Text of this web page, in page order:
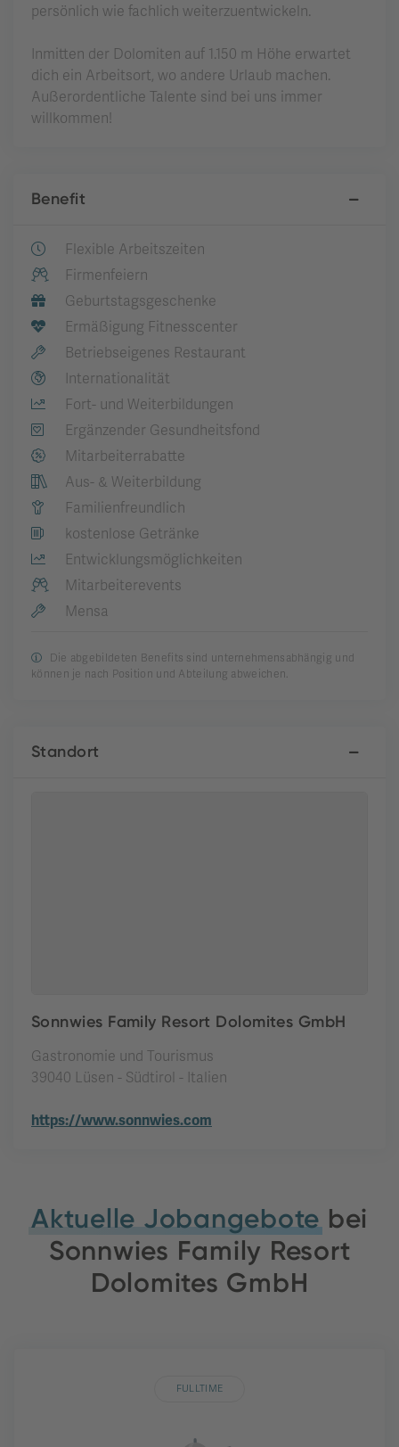
persönlich wie fachlich weiterzuentwickeln.
Inmitten der Dolomiten auf 1.150 m Höhe erwartet
dich ein Arbeitsort, wo andere Urlaub machen.
Außerordentliche Talente sind bei uns immer
willkommen!
Benefit
Flexible Arbeitszeiten
Firmenfeiern
Geburtstagsgeschenke
Ermäßigung Fitnesscenter
Betriebseigenes Restaurant
Internationalität
Fort- und Weiterbildungen
Ergänzender Gesundheitsfond
Mitarbeiterrabatte
Aus- & Weiterbildung
Familienfreundlich
kostenlose Getränke
Entwicklungsmöglichkeiten
Mitarbeiterevents
Mensa
Die abgebildeten Benefits sind unternehmensabhängig und
können je nach Position und Abteilung abweichen.
Standort
Sonnwies Family Resort Dolomites GmbH
Gastronomie und Tourismus
39040 Lüsen - Südtirol - Italien
https://www.sonnwies.com
Aktuelle Jobangebotebei
Sonnwies Family Resort
Dolomites GmbH
FULLTIME